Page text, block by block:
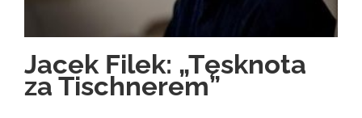
Jacek Filek: „Tęsknota
za Tischnerem”